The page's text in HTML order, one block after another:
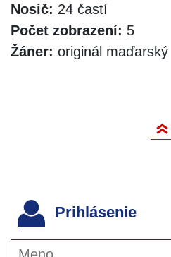
Nosič: 24 častí
Počet zobrazení: 5
Žáner: originál maďarský
Prihlásenie